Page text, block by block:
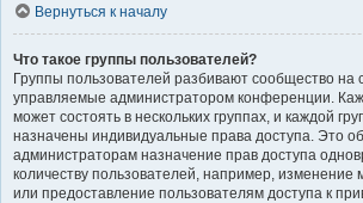
Вернуться к началу
Что такое группы пользователей?
Группы пользователей разбивают сообщество на
управляемые администратором конференции.
может состоять в нескольких группах, и каждой
назначены индивидуальные права доступа. Это
администраторам назначение прав доступа
количеству пользователей, например, изменение
или предоставление пользователям доступа к